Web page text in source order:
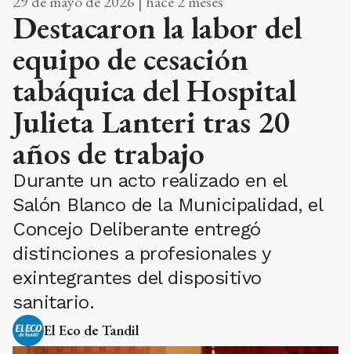
Destacaron la labor del
equipo de cesación
tabáquica del Hospital
Julieta Lanteri tras 20
años de trabajo
Durante un acto realizado en el
Salón Blanco de la Municipalidad, el
Concejo Deliberante entregó
distinciones a profesionales y
exintegrantes del dispositivo
sanitario.
El Eco de Tandil